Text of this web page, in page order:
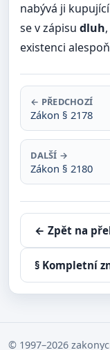
nabývá ji
se v zápisu dluh
existenci
← PŘEDCHOZÍ
Zákon § 2178
DALŠÍ →
Zákon § 2180
← Zpět na
§ Kompletní
© 1997–2026